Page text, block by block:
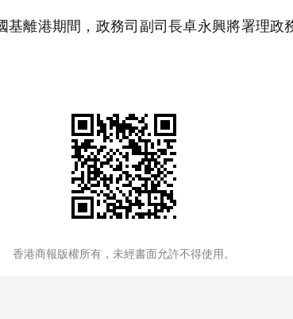
基離港期間，政務司副司長卓永興將署理政
香港商報版權所有，未經書面允許不得使用。